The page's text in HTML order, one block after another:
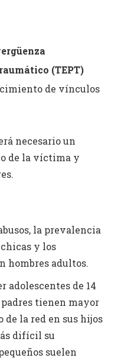
(TEPT)
de vínculos
necesario un
de la víctima y
la prevalencia
y los
hombres adultos.
adolescentes de 14
padres tienen mayor
la red en sus hijos
difícil su
suelen